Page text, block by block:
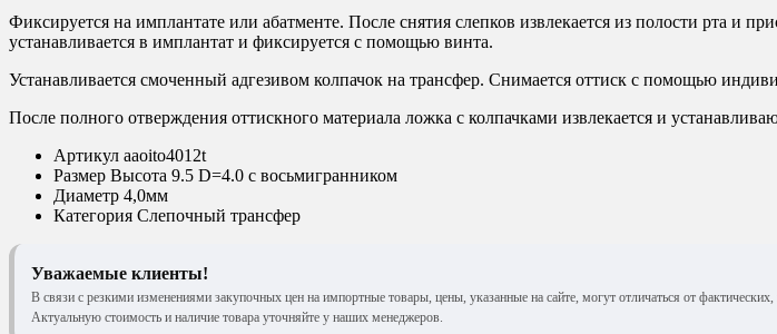
Фиксируется на имплантате или абатменте. После снятия слепков извлекается из полости рта и
устанавливается в имплантат и фиксируется с помощью винта.
Устанавливается смоченный адгезивом колпачок на трансфер. Снимается оттиск с помощью
После полного отверждения оттискного материала ложка с колпачками извлекается и
Артикул aaoito4012t
Размер Высота 9.5 D=4.0 с восьмигранником
Диаметр 4,0мм
Категория Слепочный трансфер
Уважаемые клиенты!
В связи с резкими изменениями закупочных цен на импортные товары, цены, указанные на сайте, могут отличаться от
Актуальную стоимость и наличие товара уточняйте у наших менеджеров.